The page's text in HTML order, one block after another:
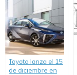
Toyota lanza el 15
de diciembre en